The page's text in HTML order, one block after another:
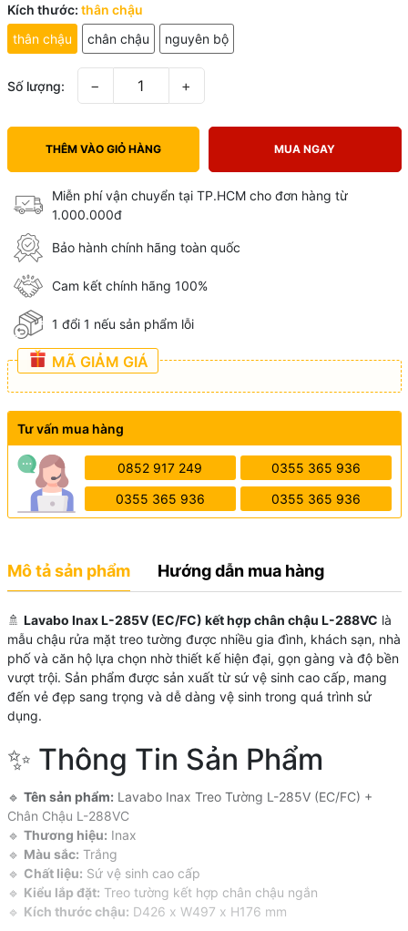
Kích thước: thân chậu
thân chậu
chân chậu nguyên bộ
Số lượng: − +
THÊM VÀO GIỎ HÀNG MUA NGAY
Miễn phí vận chuyển tại TP.HCM cho đơn hàng từ
1.000.000đ
Bảo hành chính hãng toàn quốc
Cam kết chính hãng 100%
1 đổi 1 nếu sản phẩm lỗi
MÃ GIẢM GIÁ
Tư vấn mua hàng
0852 917 249 0355 365 936
0355 365 936 0355 365 936
Mô tả sản phẩm Hướng dẫn mua hàng
🚿 Lavabo Inax L-285V (EC/FC) kết hợp chân chậu L-288VC là
mẫu chậu rửa mặt treo tường được nhiều gia đình, khách sạn, nhà
phố và căn hộ lựa chọn nhờ thiết kế hiện đại, gọn gàng và độ bền
vượt trội. Sản phẩm được sản xuất từ sứ vệ sinh cao cấp, mang
đến vẻ đẹp sang trọng và dễ dàng vệ sinh trong quá trình sử
dụng.
✨ Thông Tin Sản Phẩm
🔹 Tên sản phẩm:Lavabo Inax Treo Tường L-285V (EC/FC) +
Chân Chậu L-288VC
🔹 Thương hiệu: Inax
🔹 Màu sắc: Trắng
🔹 Chất liệu: Sứ vệ sinh cao cấp
🔹 Kiểu lắp đặt: Treo tường kết hợp chân chậu ngắn
🔹 Kích thước chậu: D426 x W497 x H176 mm